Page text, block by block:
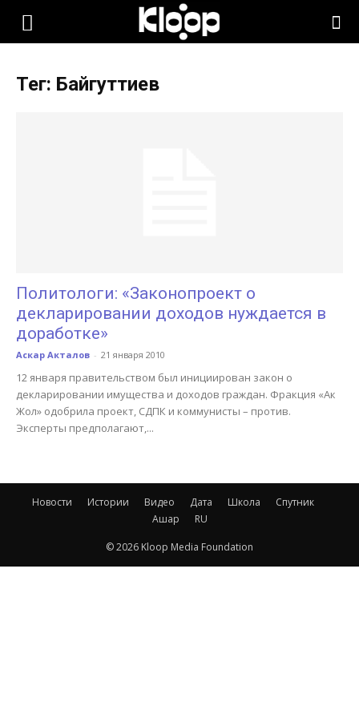
KLOOP.KG
Тег: Байгуттиев
Политологи: «Законопроект о
декларировании доходов нуждается в
доработке»
Аскар Акталов - 21 января 2010
12 января правительством был инициирован закон о
декларировании имущества и доходов граждан. Фракция «Ак
Жол» одобрила проект, СДПК и коммунисты – против.
Эксперты предполагают,...
Новости Истории Видео Дата Школа
Спутник
Ашар
RU
© 2026 Kloop Media Foundation